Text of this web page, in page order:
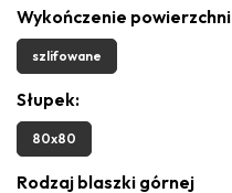
Wykończenie powierzchni
szlifowane
Słupek:
80x80
Rodzaj blaszki górnej